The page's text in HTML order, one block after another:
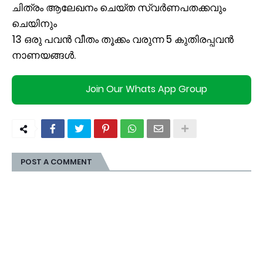
ചിത്രം ആലേഖനം ചെയ്ത സ്വർണപതക്കവും
ചെയിനും
13 ഒരു പവൻ വീതം തൂക്കം വരുന്ന 5 കുതിരപ്പവൻ
നാണയങ്ങൾ.
Join Our Whats App Group
POST A COMMENT